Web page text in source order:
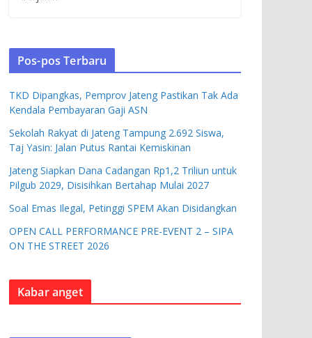
Pos-pos Terbaru
TKD Dipangkas, Pemprov Jateng Pastikan Tak Ada
Kendala Pembayaran Gaji ASN
Sekolah Rakyat di Jateng Tampung 2.692 Siswa,
Taj Yasin: Jalan Putus Rantai Kemiskinan
Jateng Siapkan Dana Cadangan Rp1,2 Triliun untuk
Pilgub 2029, Disisihkan Bertahap Mulai 2027
Soal Emas Ilegal, Petinggi SPEM Akan Disidangkan
OPEN CALL PERFORMANCE PRE-EVENT 2 – SIPA
ON THE STREET 2026
Kabar anget